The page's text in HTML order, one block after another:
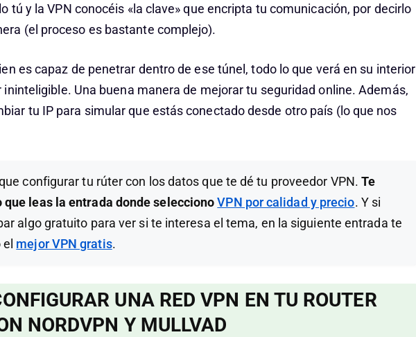
tú y la VPN conocéis «la clave» que encripta tu comunicación, por decirlo
(el proceso es bastante complejo).
es capaz de penetrar dentro de ese túnel, todo lo que verá en su interior
ininteligible. Una buena manera de mejorar tu seguridad online. Además,
tu IP para simular que estás conectado desde otro país (lo que nos
configurar tu rúter con los datos que te dé tu proveedor VPN.Te
que leas la entrada donde seleccionoVPN por calidad y precio. Y si
algo gratuito para ver si te interesa el tema, en la siguiente entrada te
el mejor VPN gratis.
UNA RED VPN EN TU ROUTER
NORDVPN Y MULLVAD